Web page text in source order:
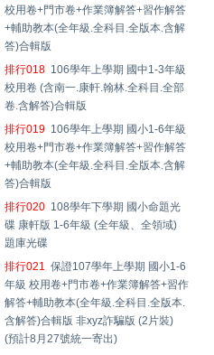
校用卷+門市卷+作業簿解答+習作解答
+輔助教本(全年級.全科目.全版本.含解
答)合輯版
排行018 106學年上學期 國中1-3年級
校用卷 (含南一.康軒.翰林.全科目.全部
卷.含解答)合輯版
排行019 106學年上學期 國小1-6年級
校用卷+門市卷+作業簿解答+習作解答
+輔助教本(全年級.全科目.全版本.含解
答)合輯版
排行020 108學年下學期 國小命題光
碟 康軒版 1-6年級 (全年級、全領域)
題庫光碟
排行021 保證107學年上學期 國小1-6
年級 校用卷+門市卷+作業簿解答+習作
解答+輔助教本(全年級.全科目.全版本.
含解答)合輯版 非xyz詐騙版 (2片裝)
(預計8月27號統一寄出)